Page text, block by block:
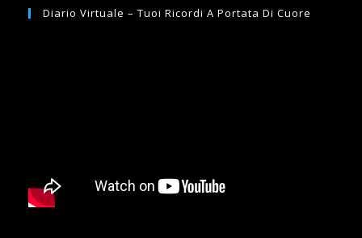
Diario Virtuale – Tuoi Ricordi A Portata Di Cuore